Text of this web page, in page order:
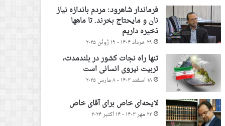
فرماندار شاهرود: مردم باندازه نیاز
نان و مایحتاج بخرند. تا ماهها
ذخیره داریم
۲۹ خرداد ۱۴۰۴ - ۱۹ ژوئن ۲۰۲۵
تنها راه نجات کشور در بلندمدت،
تربیت نیروی انسانی است
۱۸ اسفند ۱۴۰۳ - ۸ مارس ۲۰۲۵
لایحه‌ای خاص برای آقای خاص
۲۳ مهر ۱۴۰۳ - ۱۴ اکتبر ۲۰۲۴